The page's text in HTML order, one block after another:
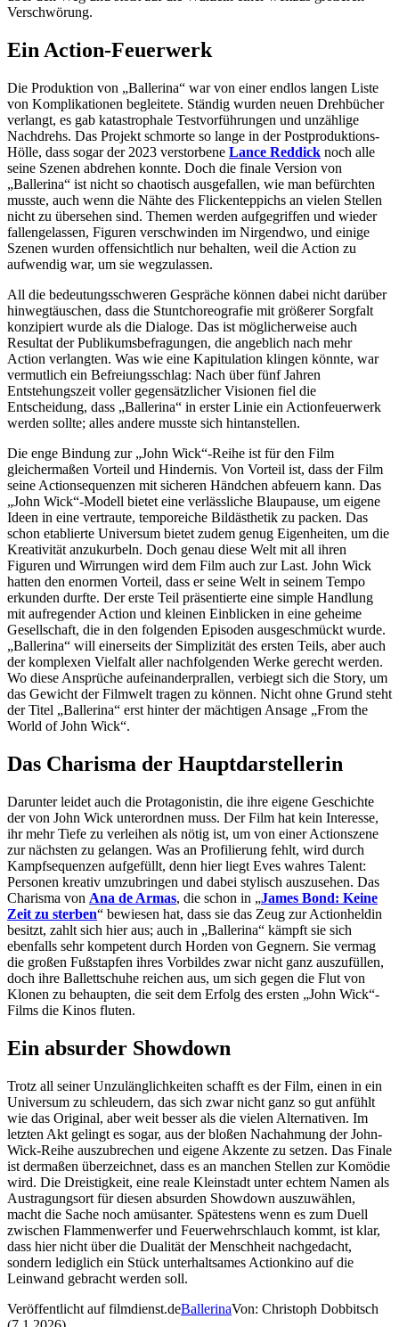
Verschwörung.
Ein Action-Feuerwerk
Die Produktion von „Ballerina“ war von einer endlos langen Liste
von Komplikationen begleitete. Ständig wurden neuen Drehbücher
verlangt, es gab katastrophale Testvorführungen und unzählige
Nachdrehs. Das Projekt schmorte so lange in der Postproduktions-
Hölle, dass sogar der 2023 verstorbene Lance Reddick noch alle
seine Szenen abdrehen konnte. Doch die finale Version von
„Ballerina“ ist nicht so chaotisch ausgefallen, wie man befürchten
musste, auch wenn die Nähte des Flickenteppichs an vielen Stellen
nicht zu übersehen sind. Themen werden aufgegriffen und wieder
fallengelassen, Figuren verschwinden im Nirgendwo, und einige
Szenen wurden offensichtlich nur behalten, weil die Action zu
aufwendig war, um sie wegzulassen.
All die bedeutungsschweren Gespräche können dabei nicht darüber
hinwegtäuschen, dass die Stuntchoreografie mit größerer Sorgfalt
konzipiert wurde als die Dialoge. Das ist möglicherweise auch
Resultat der Publikumsbefragungen, die angeblich nach mehr
Action verlangten. Was wie eine Kapitulation klingen könnte, war
vermutlich ein Befreiungsschlag: Nach über fünf Jahren
Entstehungszeit voller gegensätzlicher Visionen fiel die
Entscheidung, dass „Ballerina“ in erster Linie ein Actionfeuerwerk
werden sollte; alles andere musste sich hintanstellen.
Die enge Bindung zur „John Wick“-Reihe ist für den Film
gleichermaßen Vorteil und Hindernis. Von Vorteil ist, dass der Film
seine Actionsequenzen mit sicheren Händchen abfeuern kann. Das
„John Wick“-Modell bietet eine verlässliche Blaupause, um eigene
Ideen in eine vertraute, temporeiche Bildästhetik zu packen. Das
schon etablierte Universum bietet zudem genug Eigenheiten, um die
Kreativität anzukurbeln. Doch genau diese Welt mit all ihren
Figuren und Wirrungen wird dem Film auch zur Last. John Wick
hatten den enormen Vorteil, dass er seine Welt in seinem Tempo
erkunden durfte. Der erste Teil präsentierte eine simple Handlung
mit aufregender Action und kleinen Einblicken in eine geheime
Gesellschaft, die in den folgenden Episoden ausgeschmückt wurde.
„Ballerina“ will einerseits der Simplizität des ersten Teils, aber auch
der komplexen Vielfalt aller nachfolgenden Werke gerecht werden.
Wo diese Ansprüche aufeinanderprallen, verbiegt sich die Story, um
das Gewicht der Filmwelt tragen zu können. Nicht ohne Grund steht
der Titel „Ballerina“ erst hinter der mächtigen Ansage „From the
World of John Wick“.
Das Charisma der Hauptdarstellerin
Darunter leidet auch die Protagonistin, die ihre eigene Geschichte
der von John Wick unterordnen muss. Der Film hat kein Interesse,
ihr mehr Tiefe zu verleihen als nötig ist, um von einer Actionszene
zur nächsten zu gelangen. Was an Profilierung fehlt, wird durch
Kampfsequenzen aufgefüllt, denn hier liegt Eves wahres Talent:
Personen kreativ umzubringen und dabei stylisch auszusehen. Das
Charisma von Ana de Armas, die schon in „James Bond: Keine
Zeit zu sterben“ bewiesen hat, dass sie das Zeug zur Actionheldin
besitzt, zahlt sich hier aus; auch in „Ballerina“ kämpft sie sich
ebenfalls sehr kompetent durch Horden von Gegnern. Sie vermag
die großen Fußstapfen ihres Vorbildes zwar nicht ganz auszufüllen,
doch ihre Ballettschuhe reichen aus, um sich gegen die Flut von
Klonen zu behaupten, die seit dem Erfolg des ersten „John Wick“-
Films die Kinos fluten.
Ein absurder Showdown
Trotz all seiner Unzulänglichkeiten schafft es der Film, einen in ein
Universum zu schleudern, das sich zwar nicht ganz so gut anfühlt
wie das Original, aber weit besser als die vielen Alternativen. Im
letzten Akt gelingt es sogar, aus der bloßen Nachahmung der John-
Wick-Reihe auszubrechen und eigene Akzente zu setzen. Das Finale
ist dermaßen überzeichnet, dass es an manchen Stellen zur Komödie
wird. Die Dreistigkeit, eine reale Kleinstadt unter echtem Namen als
Austragungsort für diesen absurden Showdown auszuwählen,
macht die Sache noch amüsanter. Spätestens wenn es zum Duell
zwischen Flammenwerfer und Feuerwehrschlauch kommt, ist klar,
dass hier nicht über die Dualität der Menschheit nachgedacht,
sondern lediglich ein Stück unterhaltsames Actionkino auf die
Leinwand gebracht werden soll.
Veröffentlicht auf filmdienst.deBallerinaVon: Christoph Dobbitsch